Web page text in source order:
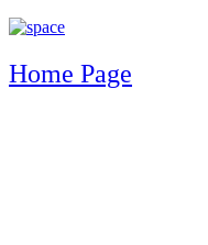
Home Page